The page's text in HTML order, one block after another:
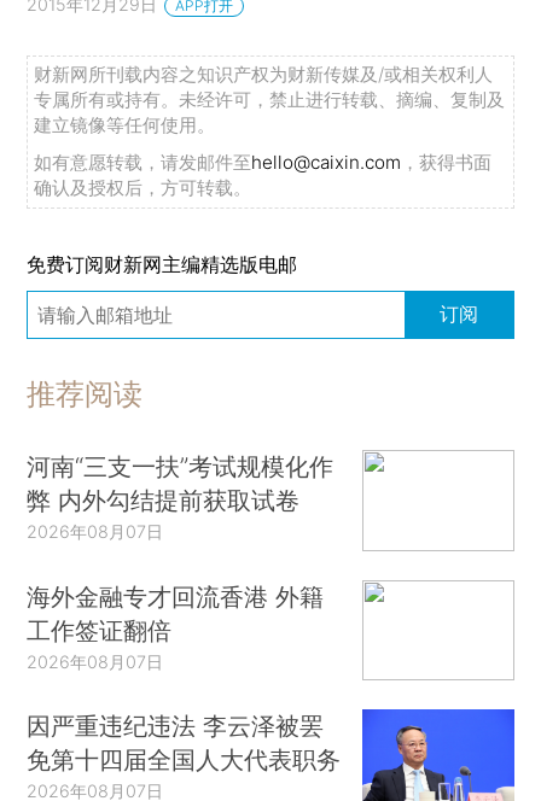
2015年12月29日 APP打开
财新网所刊载内容之知识产权为财新传媒及/或相关权利人
专属所有或持有。未经许可，禁止进行转载、摘编、复制及
建立镜像等任何使用。
如有意愿转载，请发邮件至hello@caixin.com ，获得书面
确认及授权后，方可转载。
免费订阅财新网主编精选版电邮
订阅
推荐阅读
河南“三支一扶”考试规模化作
弊 内外勾结提前获取试卷
2026年08月07日
海外金融专才回流香港 外籍
工作签证翻倍
2026年08月07日
因严重违纪违法 李云泽被罢
免第十四届全国人大代表职务
2026年08月07日